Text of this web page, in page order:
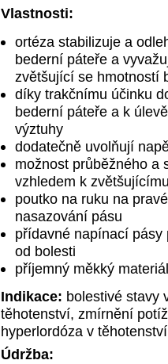
Vlastnosti:
ortéza stabilizuje a
bederní páteře a
zvětšující se hmotností
díky trakčnímu účinku
bederní páteře a k
výztuhy
dodatečně uvolňují
možnost průběžného a
vzhledem k
poutko na ruku na
nasazování pásu
přídavné napínací pásy
od bolesti
příjemný měkký
Indikace: bolestivé stavy
těhotenství, zmírnění
hyperlordóza v
Údržba: